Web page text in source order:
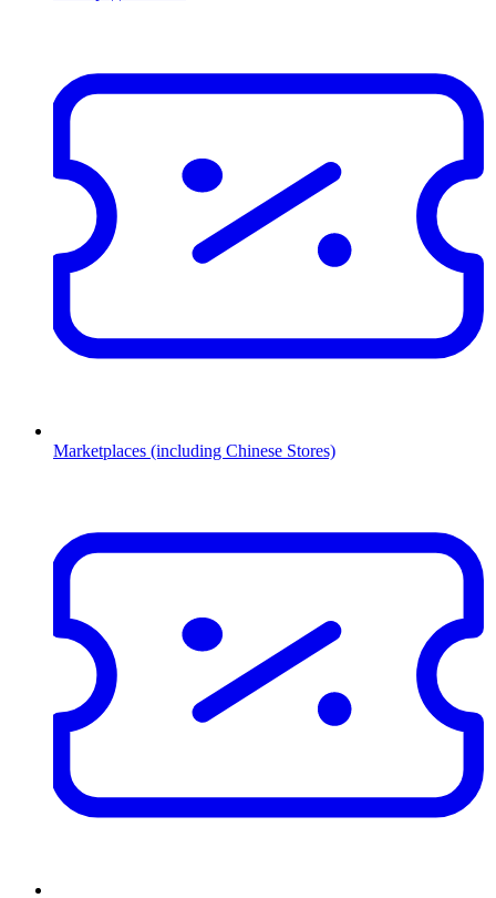
Marketplaces (including Chinese Stores)